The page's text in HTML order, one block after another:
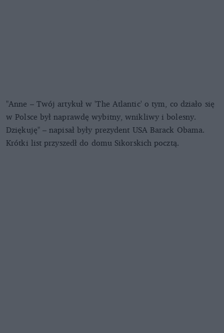
"Anne – Twój artykuł w 'The Atlantic' o tym, co działo się
w Polsce był naprawdę wybitny, wnikliwy i bolesny.
Dziękuję" – napisał były prezydent USA Barack Obama.
Krótki list przyszedł do domu Sikorskich pocztą.